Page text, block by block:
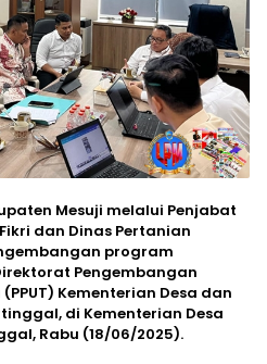
Mesuji melalui Penjabat
dan Dinas Pertanian
program
Pengembangan
Kementerian Desa dan
di Kementerian Desa
Rabu (18/06/2025).